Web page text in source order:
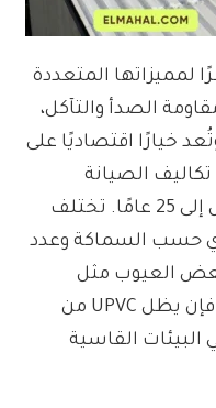
لمميزاتها المتعددة
الصدأ والتآكل،
خيارًا اقتصاديًا على
الصيانة
وعمرها الافتراضي الذي قد يصل إلى 25 عامًا. تختلف
حسب السماكة وعدد
العيوب مثل
التمدد الحراري وتفاوت الجودة، فإن يظل UPVC من
القاسية